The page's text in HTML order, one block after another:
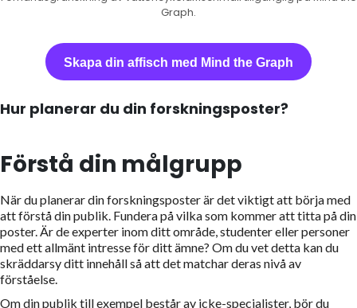
Graph.
Skapa din affisch med Mind the Graph
Hur planerar du din forskningsposter?
Förstå din målgrupp
När du planerar din forskningsposter är det viktigt att börja med
att förstå din publik. Fundera på vilka som kommer att titta på din
poster. Är de experter inom ditt område, studenter eller personer
med ett allmänt intresse för ditt ämne? Om du vet detta kan du
skräddarsy ditt innehåll så att det matchar deras nivå av
förståelse.
Om din publik till exempel består av icke-specialister, bör du